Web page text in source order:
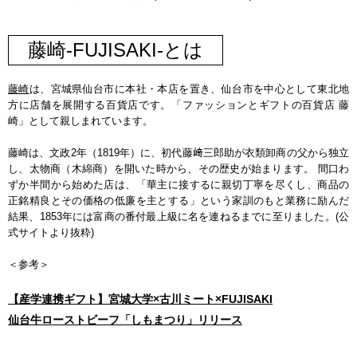
藤崎-FUJISAKI-とは
藤崎は、宮城県仙台市に本社・本店を置き、仙台市を中心として東北地
方に店舗を展開する百貨店です。「ファッションとギフトの百貨店 藤
崎」として親しまれています。
藤崎は、文政2年（1819年）に、初代藤﨑三郎助が衣類卸商の父から独立
し、太物商（木綿商）を開いた時から、その歴史が始まります。 間口わ
ずか半間から始めた店は、「華主に接するに親切丁寧を尽くし、商品の
正銘精良とその価格の低廉を主とする」という家訓のもと業務に励んだ
結果、1853年には富商の番付最上級に名を連ねるまでに至りました。(公
式サイトより抜粋)
＜参考＞
【産学連携ギフト】宮城大学×古川ミート×FUJISAKI
仙台牛ローストビーフ「しもまつり」リリース